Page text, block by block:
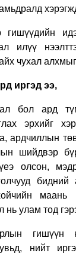
гишүүдийн
илүү
чухал
иргэд ээ,
бол ард
эрхийг
ардчиллын
шийдвэр
олсон,
маань
нь улам тод
гишүүн
нийт